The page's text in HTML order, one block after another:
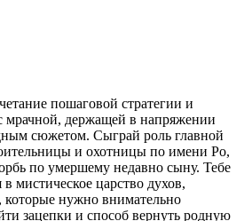
пошаговой стратегии и
мрачной, держащей в напряжении
сюжетом. Сыграй роль главной
и охотницы по имени Ро,
по умершему недавно сыну. Тебе
в мистическое царство духов,
которые нужно внимательно
зацепки и способ вернуть родную